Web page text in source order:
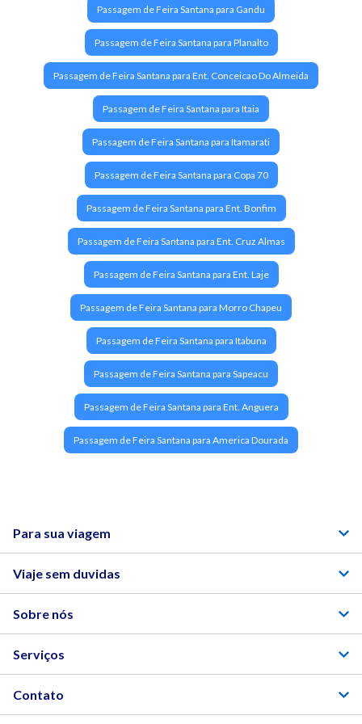
Vitória da Conquista encanta e acolhe todos os que a visitam,
tornando-se um destino imperdível na Bahia.
Passagem de ônibus para Vitória da Conquista?
Passagem de Feira Santana para Gandu
Passagem de Feira Santana para Planalto
Passagem de Feira Santana para Ent. Conceicao Do Almeida
Passagem de Feira Santana para Itaia
Passagem de Feira Santana para Itamarati
Passagem de Feira Santana para Copa 70
Passagem de Feira Santana para Ent. Bonfim
Passagem de Feira Santana para Ent. Cruz Almas
Passagem de Feira Santana para Ent. Laje
Passagem de Feira Santana para Morro Chapeu
Passagem de Feira Santana para Itabuna
Passagem de Feira Santana para Sapeacu
Passagem de Feira Santana para Ent. Anguera
Passagem de Feira Santana para America Dourada
Para sua viagem
Viaje sem duvidas
Sobre nós
Serviços
Contato